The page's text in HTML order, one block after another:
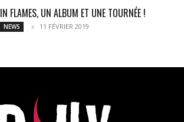
IN FLAMES, UN ALBUM ET UNE TOURNÉE !
NEWS 11 FÉVRIER 2019